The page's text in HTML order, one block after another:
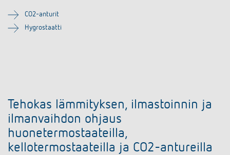
CO2-anturit
Hygrostaatti
Tehokas lämmityksen, ilmastoinnin ja
ilmanvaihdon ohjaus
huonetermostaateilla,
kellotermostaateilla ja CO2-antureilla